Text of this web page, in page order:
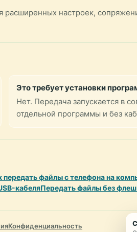
настроек,
Это требует установки
Нет. Передача запускается в
отдельной программы и без
передать файлы с телефона на
кабеляПередать файлы без
Конфиденциальность